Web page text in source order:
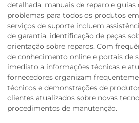
detalhada, manuais de reparo e guias
problemas para todos os produtos
serviços de suporte incluem
de garantia, identificação de peças
orientação sobre reparos. Com
de conhecimento online e portais de
imediato a informações técnicas e
fornecedores organizam
técnicos e demonstrações de
clientes atualizados sobre novas
procedimentos de manutenção.